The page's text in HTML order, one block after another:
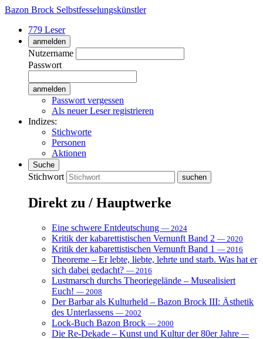
Bazon Brock Selbstfesselungskünstler
779 Leser
anmelden
Nutzername
Passwort
Passwort vergessen
Als neuer Leser registrieren
Indizes:
Stichworte
Personen
Aktionen
Suche
Stichwort
Direkt zu / Hauptwerke
Eine schwere Entdeutschung — 2024
Kritik der kabarettistischen Vernunft Band 2 — 2020
Kritik der kabarettistischen Vernunft Band 1 — 2016
Theoreme – Er lebte, liebte, lehrte und starb. Was hat er
sich dabei gedacht? — 2016
Lustmarsch durchs Theoriegelände – Musealisiert
Euch! — 2008
Der Barbar als Kulturheld – Bazon Brock III: Ästhetik
des Unterlassens — 2002
Lock-Buch Bazon Brock — 2000
Die Re-Dekade – Kunst und Kultur der 80er Jahre —